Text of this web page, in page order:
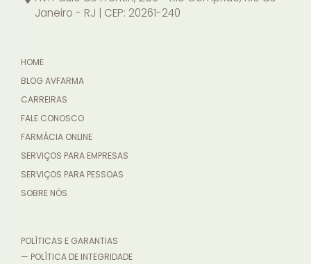
Janeiro - RJ | CEP: 20261-240
HOME
BLOG AVFARMA
CARREIRAS
FALE CONOSCO
FARMÁCIA ONLINE
SERVIÇOS PARA EMPRESAS
SERVIÇOS PARA PESSOAS
SOBRE NÓS
POLÍTICAS E GARANTIAS
— POLÍTICA DE INTEGRIDADE